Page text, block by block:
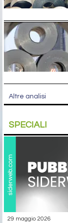
Altre analisi
SPECIALI
29 maggio 2026